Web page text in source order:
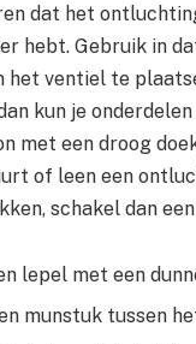
dat het
hebt. Gebruik in
het ventiel te
kun je
met een droog
of leen een
schakel dan
lepel met een
munstuk tussen